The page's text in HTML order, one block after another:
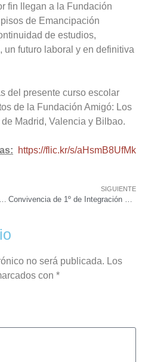
fin llegan a la Fundación
de Emancipación
de estudios,
futuro laboral y en definitiva
del presente curso escolar
de la Fundación Amigó: Los
Madrid, Valencia y Bilbao.
https://flic.kr/s/aHsmB8UfMk
SIGUIENTE
no será publicada. Los
con *